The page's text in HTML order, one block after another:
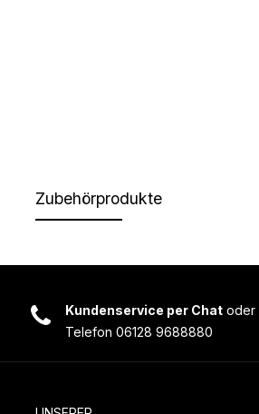
Zubehörprodukte
Kundenservice per Chat oder
Telefon 06128 9688880